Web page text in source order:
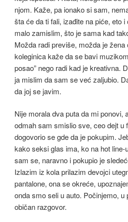
njom. Kaže, pa ionako si sam,
šta će da ti fali, izađite na piće, eto
malo zamislim, što je sama kad
Možda radi previše, možda je žena
koleginica kaže da se bavi
posao” nego radi kad je kreativna.
ja mislim da sam se već zaljubio.
da joj se javim.
Nije morala dva puta da mi ponovi,
odmah sam smislio sve, ceo dejt u
dogovorio se gde da je pokupim.
kako seksi glas ima, ko na hot line-
sam se, naravno i pokupio je
Izlazim iz kola prilazim devojci
pantalone, ona se okreće,
onda smo seli u auto. Počinjemo,
običan razgovor.